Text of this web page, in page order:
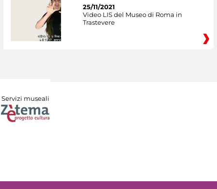
25/11/2021
Video LIS del Museo di Roma in
Trastevere
Servizi museali